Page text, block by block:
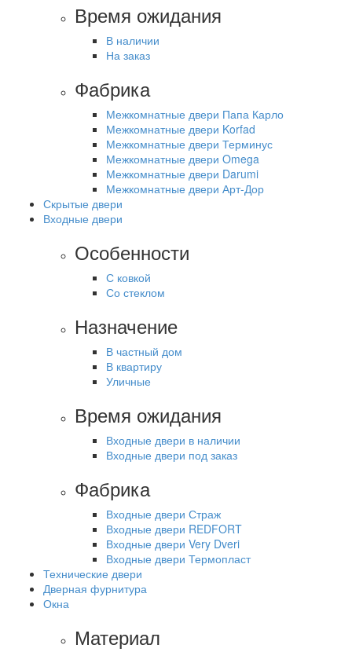
Время ожидания
В наличии
На заказ
Фабрика
Межкомнатные двери Папа Карло
Межкомнатные двери Korfad
Межкомнатные двери Терминус
Межкомнатные двери Omega
Межкомнатные двери Darumi
Межкомнатные двери Арт-Дор
Скрытые двери
Входные двери
Особенности
С ковкой
Со стеклом
Назначение
В частный дом
В квартиру
Уличные
Время ожидания
Входные двери в наличии
Входные двери под заказ
Фабрика
Входные двери Страж
Входные двери REDFORT
Входные двери Very Dveri
Входные двери Термопласт
Технические двери
Дверная фурнитура
Окна
Материал